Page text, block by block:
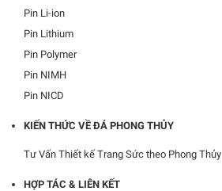
Pin Li-ion
Pin Lithium
Pin Polymer
Pin NIMH
Pin NICD
KIẾN THỨC VỀ ĐÁ PHONG THỦY
Tư Vấn Thiết kế Trang Sức theo Phong Thủy
HỢP TÁC & LIÊN KẾT